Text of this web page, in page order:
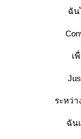
ฉัน
เ
ระหว่า
ฉัน